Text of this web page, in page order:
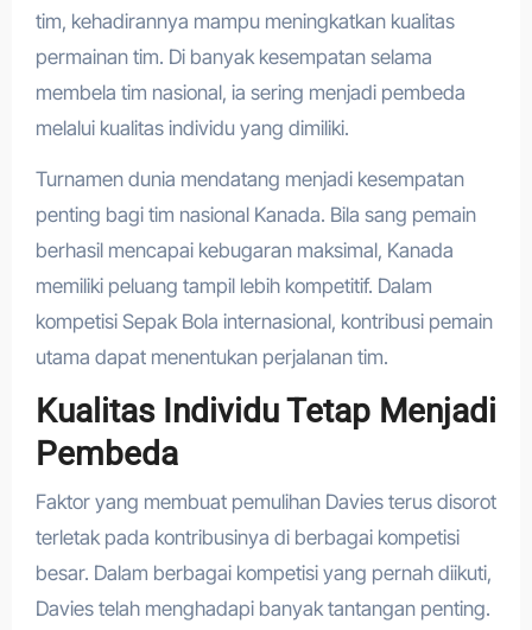
tim, kehadirannya mampu meningkatkan kualitas
permainan tim. Di banyak kesempatan selama
membela tim nasional, ia sering menjadi pembeda
melalui kualitas individu yang dimiliki.
Turnamen dunia mendatang menjadi kesempatan
penting bagi tim nasional Kanada. Bila sang pemain
berhasil mencapai kebugaran maksimal, Kanada
memiliki peluang tampil lebih kompetitif. Dalam
kompetisi Sepak Bola internasional, kontribusi pemain
utama dapat menentukan perjalanan tim.
Kualitas Individu Tetap Menjadi
Pembeda
Faktor yang membuat pemulihan Davies terus disorot
terletak pada kontribusinya di berbagai kompetisi
besar. Dalam berbagai kompetisi yang pernah diikuti,
Davies telah menghadapi banyak tantangan penting.